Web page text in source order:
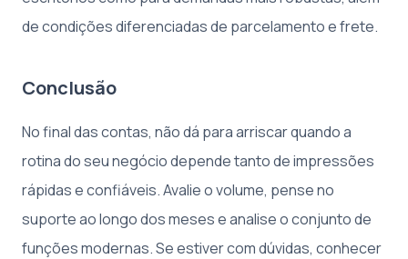
de condições diferenciadas de parcelamento e frete.
Conclusão
No final das contas, não dá para arriscar quando a
rotina do seu negócio depende tanto de impressões
rápidas e confiáveis. Avalie o volume, pense no
suporte ao longo dos meses e analise o conjunto de
funções modernas. Se estiver com dúvidas, conhecer